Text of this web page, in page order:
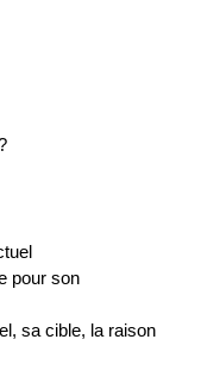
pour son
sa cible, la raison